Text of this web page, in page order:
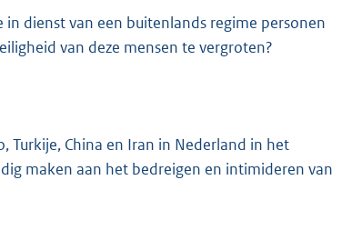
dienst van een buitenlands regime personen
van deze mensen te vergroten?
Turkije, China en Iran in Nederland in het
maken aan het bedreigen en intimideren van